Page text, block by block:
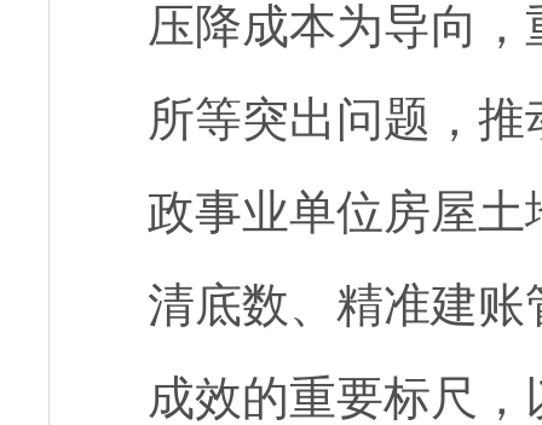
压降成本为导向
所等突出问题，
政事业单位房屋
清底数、精准建
成效的重要标尺